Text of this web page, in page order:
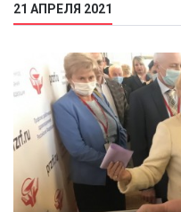
21 АПРЕЛЯ 2021